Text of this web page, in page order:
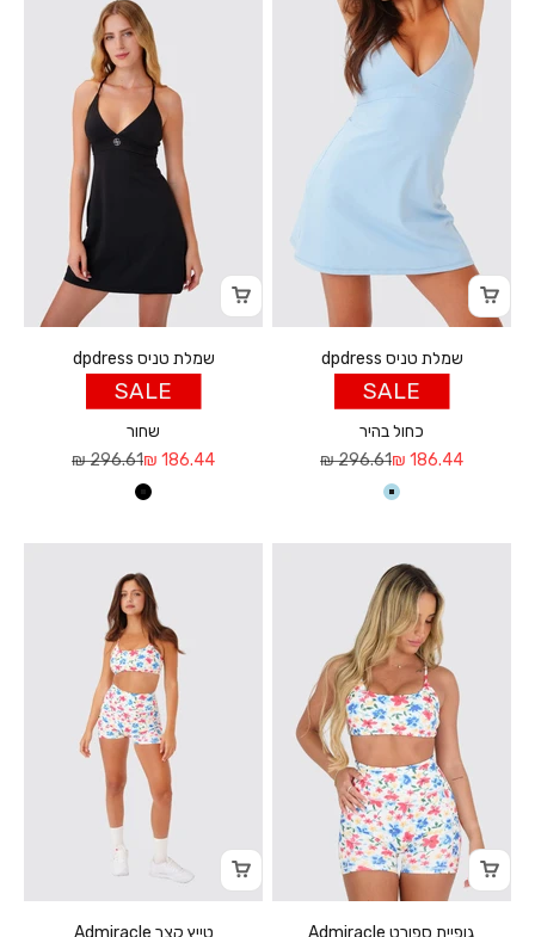
שמלת טניס dpdress
SALE
כחול בהיר
מחיר מבצע
186.44 ₪ מחיר רגיל
296.61 ₪
כחול בהיר
שמלת טניס dpdress
SALE
שחור
מחיר מבצע
186.44 ₪ מחיר רגיל
296.61 ₪
שחור
גופיית ספורט Admiracle טייץ קצר Admiracle